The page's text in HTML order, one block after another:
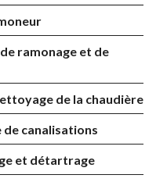
ramonage et de
de la chaudière
de canalisations
et détartrage